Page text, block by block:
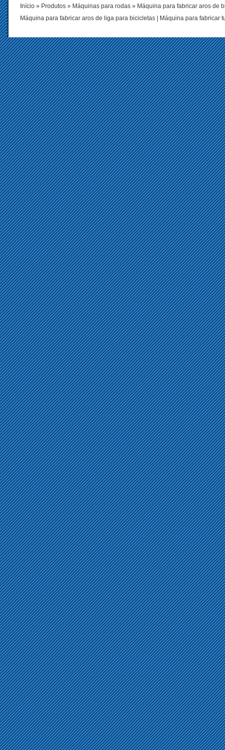
Início » Produtos » Máquinas para rodas » Máquina para fabricar aros de
Máquina para fabricar aros de liga para bicicletas
Máquina para fabricar